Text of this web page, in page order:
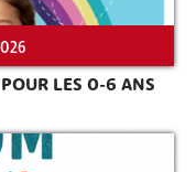
site
LES 0-6 ANS